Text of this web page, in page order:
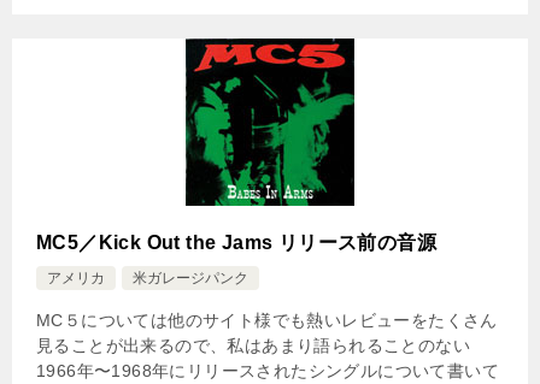
MC5／Kick Out the Jams リリース前の音源
アメリカ 米ガレージパンク
MC５については他のサイト様でも熱いレビューをたくさん
見ることが出来るので、私はあまり語られることのない
1966年〜1968年にリリースされたシングルについて書いて